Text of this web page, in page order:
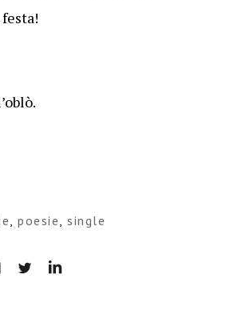
,poesie,single